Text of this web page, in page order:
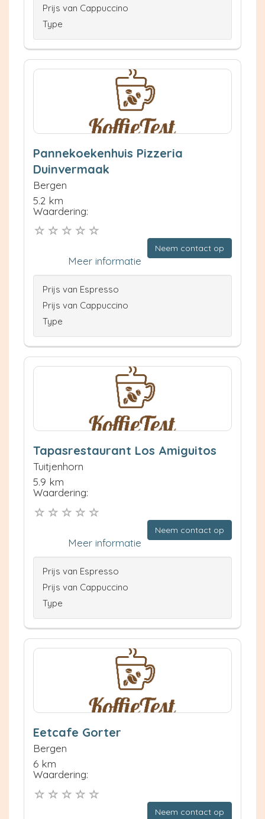
Prijs van Cappuccino
Type
Pannekoekenhuis Pizzeria
Duinvermaak
Bergen
5.2 km
Waardering:
Neem contact op
Meer informatie
Prijs van Espresso
Prijs van Cappuccino
Type
Tapasrestaurant Los Amiguitos
Tuitjenhorn
5.9 km
Waardering:
Neem contact op
Meer informatie
Prijs van Espresso
Prijs van Cappuccino
Type
Eetcafe Gorter
Bergen
6 km
Waardering:
Neem contact op